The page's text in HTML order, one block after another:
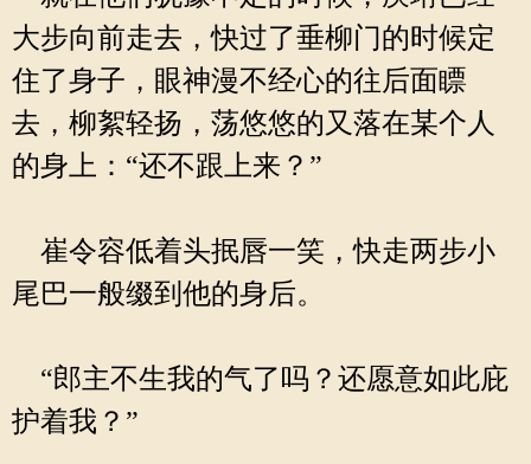
大步向前走去，快过了垂柳门的时候定
住了身子，眼神漫不经心的往后面瞟
去，柳絮轻扬，荡悠悠的又落在某个人
的身上：“还不跟上来？”
崔令容低着头抿唇一笑，快走两步小
尾巴一般缀到他的身后。
“郎主不生我的气了吗？还愿意如此庇
护着我？”